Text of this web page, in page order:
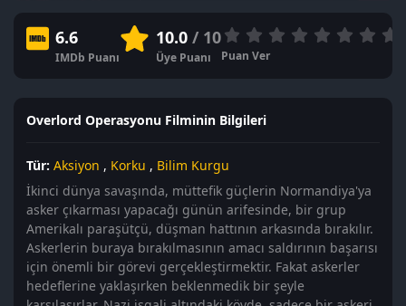
6.6
IMDb Puanı
10.0/ 10
Üye Puanı Puan Ver
Overlord Operasyonu Filminin Bilgileri
Tür: Aksiyon , Korku , Bilim Kurgu
İkinci dünya savaşında, müttefik güçlerin Normandiya'ya
asker çıkarması yapacağı günün arifesinde, bir grup
Amerikalı paraşütçü, düşman hattının arkasında bırakılır.
Askerlerin buraya bırakılmasının amacı saldırının başarısı
için önemli bir görevi gerçekleştirmektir. Fakat askerler
hedeflerine yaklaşırken beklenmedik bir şeyle